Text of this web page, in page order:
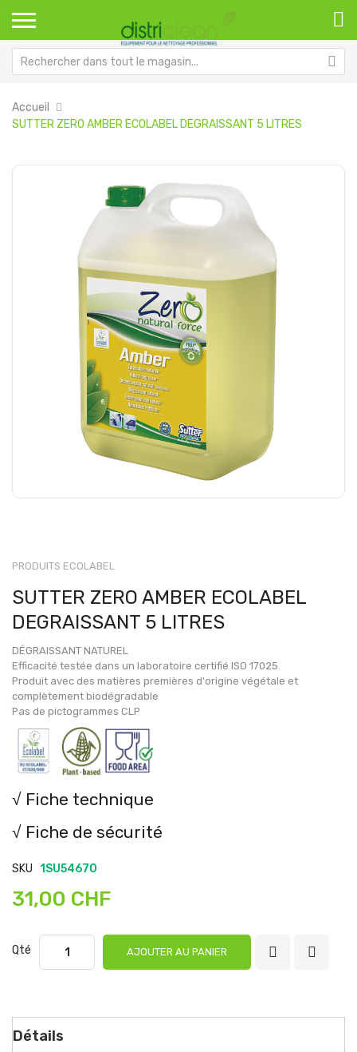
Accueil
SUTTER ZERO AMBER ECOLABEL DEGRAISSANT 5 LITRES
Passer
PRODUITS ECOLABEL
SUTTER ZERO AMBER ECOLABEL
DEGRAISSANT 5 LITRES
DÉGRAISSANT NATUREL
Efficacité testée dans un laboratoire certifié ISO 17025
Produit avec des matières premières d'origine végétale et
complètement biodégradable
Pas de pictogrammes CLP
√ Fiche technique
√ Fiche de sécurité
SKU 1SU54670
31,00 CHF
Qté AJOUTER AU PANIER
Détails